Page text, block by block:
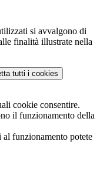
si avvalgono di
finalità illustrate nella
tutti i cookies
cookie consentire.
il funzionamento della
al funzionamento potete